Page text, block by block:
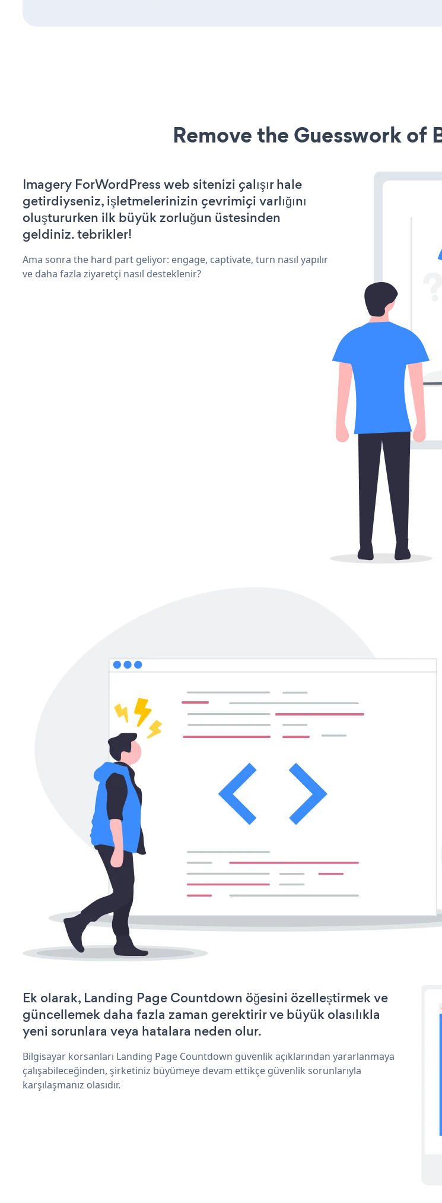
Remove the Guesswork of
Imagery ForWordPress web sitenizi çalışır hale
getirdiyseniz, işletmelerinizin çevrimiçi varlığını
oluştururken ilk büyük zorluğun üstesinden
geldiniz. tebrikler!
Ama sonra the hard part geliyor: engage, captivate, turn nasıl yapılır
ve daha fazla ziyaretçi nasıl desteklenir?
Ek olarak, Landing Page Countdown öğesini özelleştirmek ve
güncellemek daha fazla zaman gerektirir ve büyük olasılıkla
yeni sorunlara veya hatalara neden olur.
Bilgisayar korsanları Landing Page Countdown güvenlik açıklarından yararlanmaya
çalışabileceğinden, şirketiniz büyümeye devam ettikçe güvenlik sorunlarıyla
karşılaşmanız olasıdır.